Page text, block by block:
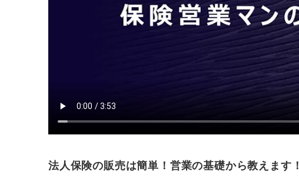
法人保険の販売は簡単！営業の基礎から教えます！